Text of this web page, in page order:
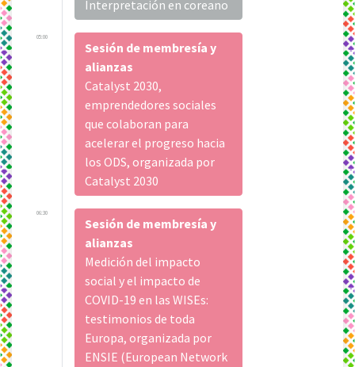
Interpretación en coreano
05:00
Sesión de membresía y
alianzas
Catalyst 2030,
emprendedores sociales
que colaboran para
acelerar el progreso hacia
los ODS, organizada por
Catalyst 2030
06:30
Sesión de membresía y
alianzas
Medición del impacto
social y el impacto de
COVID-19 en las WISEs:
testimonios de toda
Europa, organizada por
ENSIE (European Network